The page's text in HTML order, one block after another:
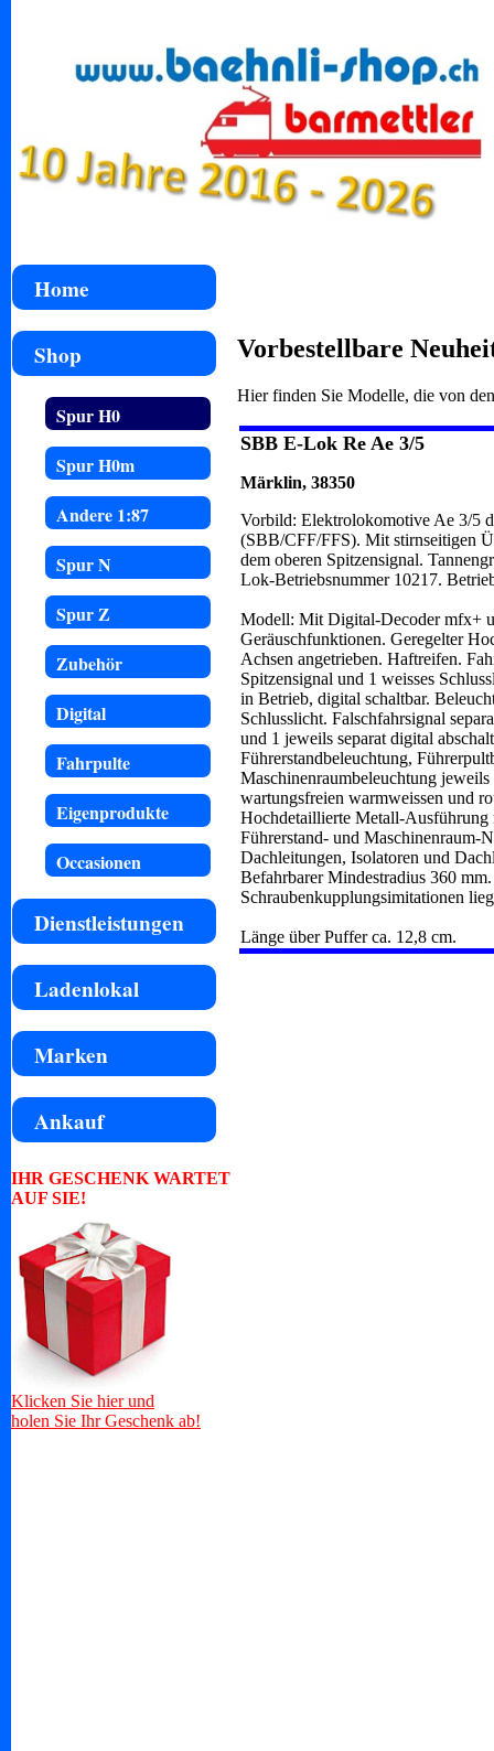
Home
Shop
Spur H0
Spur H0m
Andere 1:87
Spur N
Spur Z
Zubehör
Digital
Fahrpulte
Eigenprodukte
Occasionen
Dienstleistungen
Ladenlokal
Marken
Ankauf
IHR GESCHENK WARTET
AUF SIE!
Klicken Sie hier und
holen Sie Ihr Geschenk ab!
Vorbestellbare
Hier finden Sie Modelle, die von
SBB E-Lok Re Ae 3/5
Märklin, 38350
Vorbild: Elektrolokomotive Ae 3/5
(SBB/CFF/FFS). Mit stirnseitigen
dem oberen Spitzensignal.
Lok-Betriebsnummer 10217.
Modell: Mit Digital-Decoder mfx+
Geräuschfunktionen. Geregelter
Achsen angetrieben. Haftreifen.
Spitzensignal und 1 weisses
in Betrieb, digital schaltbar.
Schlusslicht. Falschfahrsignal
und 1 jeweils separat digital
Führerstandbeleuchtung,
Maschinenraumbeleuchtung
wartungsfreien warmweissen und
Hochdetaillierte Metall-Ausführung
Führerstand- und Maschinenraum-
Dachleitungen, Isolatoren und
Befahrbarer Mindestradius 360
Schraubenkupplungsimitationen
Länge über Puffer ca. 12,8 cm.